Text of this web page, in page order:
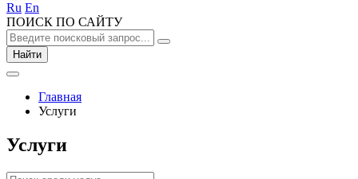
Ru En
ПОИСК ПО САЙТУ
Найти
Главная
Услуги
Услуги